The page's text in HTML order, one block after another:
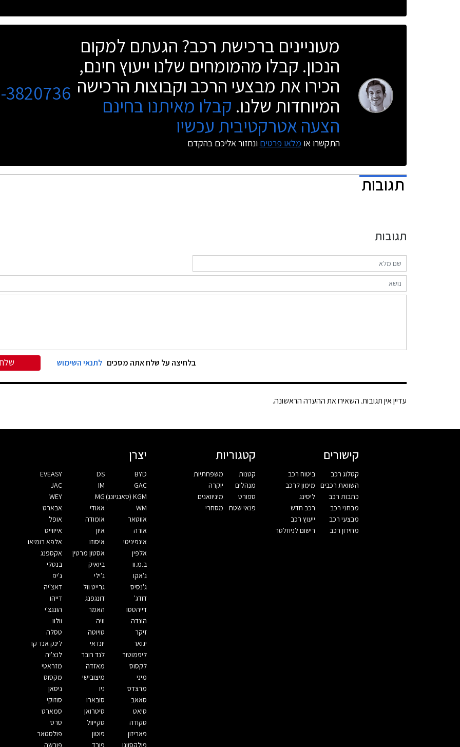
מעוניינים ברכישת רכב? הגעתם למקום
הנכון. קבלו מהמומחים שלנו ייעוץ חינם,
הכירו את מבצעי הרכב וקבוצות הרכישה
המיוחדות שלנו. קבלו מאיתנו בחינם
הצעה אטרקטיבית עכשיו
התקשרו או מלאו פרטים ונחזור אליכם בהקדם
3820736
תגובות
תגובות
בלחיצה על שלח אתה מסכים לתנאי השימוש
עדיין אין תגובות. השאירו את ההערה הראשונה.
קישורים
קטלוג רכב
השוואת רכבים
כתבות רכב
מבחני רכב
מבצעי רכב
מחירון רכב
ביטוח רכב
מימון לרכב
ליסינג
רכב חדש
ייעוץ רכב
רישום לניוזלטר
קטגוריות
קטנות
מנהלים
ספורט
פנאי שטח
משפחתיות
יוקרה
מיניוואנים
מסחרי
יצרן
BYD
DS
EVEASY
GAC
IM
JAC
KGM (סאנגיונג)
MG
WEY
WM
אאודי
אבארט
אווטאר
אומודה
אופל
אורה
איון
אייווייס
אינפיניטי
איסוזו
אלפא רומיאו
אלפין
אסטון מרטין
אקספנג
ב.מ.וו
ביואיק
בנטלי
ג'אקו
ג'ילי
ג'יפ
ג'נסיס
גרייט וול
דאצ'יה
דודג'
דונגפנג
דייהו
דייהטסו
האמר
הונגצ'י
הונדה
וויה
וולוו
זיקר
טויוטה
טסלה
יגואר
יונדאי
לינק אנד קו
ליפמוטור
לנד רובר
לנצ'יה
לקסוס
מאזדה
מזראטי
מיני
מיצובישי
מקסוס
מרצדס
ניו
ניסאן
סאאב
סובארו
סוזוקי
סיאט
סיטרואן
סמארט
סקודה
סקייוול
סרס
פאריזון
פוטון
פולסטאר